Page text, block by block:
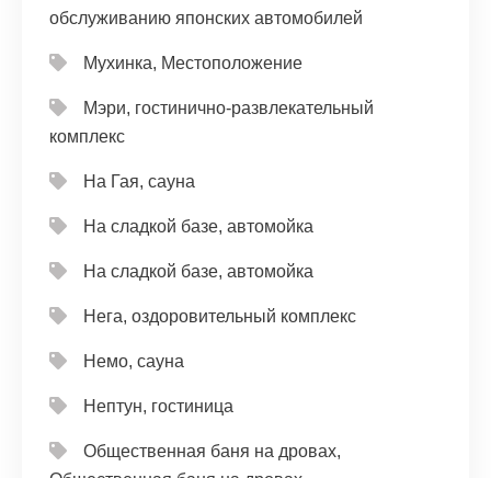
обслуживанию японских автомобилей
Мухинка, Местоположение
Мэри, гостинично-развлекательный
комплекс
На Гая, сауна
На сладкой базе, автомойка
На сладкой базе, автомойка
Нега, оздоровительный комплекс
Немо, сауна
Нептун, гостиница
Общественная баня на дровах,